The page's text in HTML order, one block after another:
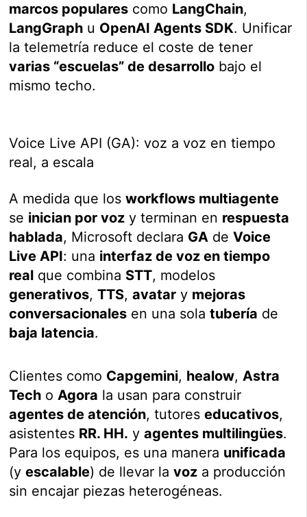
marcos populares como LangChain,
LangGraph u OpenAI Agents SDK. Unificar
la telemetría reduce el coste de tener
varias “escuelas” de desarrollo bajo el
mismo techo.
Voice Live API (GA): voz a voz en tiempo
real, a escala
A medida que losworkflows multiagente
se inician por voz y terminan en respuesta
hablada, Microsoft declara GA deVoice
Live API: una interfaz de voz en tiempo
real que combina STT, modelos
generativos,TTS,avatar y mejoras
conversacionales en una solatubería de
baja latencia.
Clientes como Capgemini, healow,Astra
Tech oAgora la usan para construir
agentes de atención, tutoreseducativos,
asistentes RR. HH. yagentes multilingües.
Para los equipos, es una manera unificada
(yescalable) de llevar lavoz a producción
sin encajar piezas heterogéneas.